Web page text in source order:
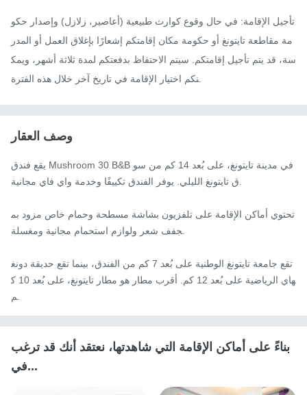
تأجيل الإقامة: في حال وقوع كوارث طبيعية (أعاصير، زلازل) وإصدار حكو
مة مقاطعة تايتونغ أو حكومة مكان إقامتكم إشعارًا بإغلاق العمل أو المدر
سة، قد يتم تأجيل إقامتكم. سيتم الاحتفاظ بدفعتكم لمدة ثلاثة أشهر، ويمك
وصف العقار
يقع فندق Mushroom 30 B&B في مدينة تايتونغ، على بُعد 14 كم من سو
ق تايتونغ الليلي. يوفر الفندق تكييفًا وخدمة واي فاي مجانية.
تحتوي أماكن الإقامة على تلفزيون بشاشة مسطحة وحمام خاص مزود بم
جفف شعر ولوازم استحمام مجانية ومغسلة.
تقع جامعة تايتونغ الوطنية على بُعد 7 كم من الفندق، بينما تقع حديقة دونغ
هاي الرياضية على بُعد 12 كم. أقرب مطار هو مطار تايتونغ، على بُعد 10 ك
بناءً على أماكن الإقامة التي شاهدتها، نعتقد أنك قد ترغب
في...